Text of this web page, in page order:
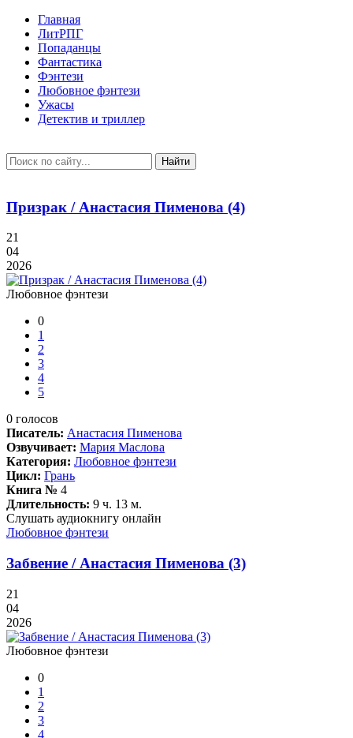
Главная
ЛитРПГ
Попаданцы
Фантастика
Фэнтези
Любовное фэнтези
Ужасы
Детектив и триллер
Найти
Призрак / Анастасия Пименова (4)
21
04
2026
Любовное фэнтези
0
1
2
3
4
5
0 голосов
Писатель: Анастасия Пименова
Озвучивает: Мария Маслова
Категория: Любовное фэнтези
Цикл: Грань
Книга № 4
Длительность: 9 ч. 13 м.
Слушать аудиокнигу онлайн
Любовное фэнтези
Забвение / Анастасия Пименова (3)
21
04
2026
Любовное фэнтези
0
1
2
3
4